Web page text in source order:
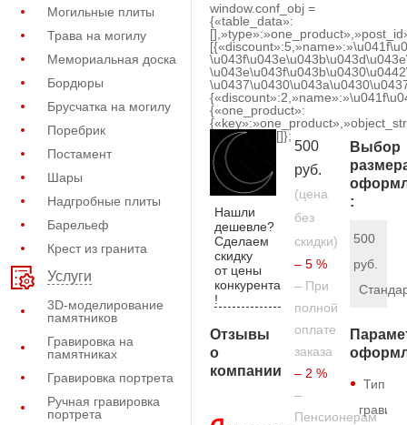
Могильные плиты
Трава на могилу
Мемориальная доска
Бордюры
Брусчатка на могилу
Поребрик
Постамент
Шары
Надгробные плиты
Барельеф
Крест из гранита
Услуги
3D-моделирование
памятников
Гравировка на
памятниках
Гравировка портрета
Ручная гравировка
портрета
window.conf_obj =
{«table_data»:
{«one_product»:
[]};
Нашли
дешевле?
Сделаем
скидку
от цены
конкурента
!
Отзывы
о
компании
500
руб.
(цена
без
скидки)
– 5 %
– При
полной
оплате
заказа
– 2 %
–
Пенсионерам
Выбор
:
500
руб.
Тип